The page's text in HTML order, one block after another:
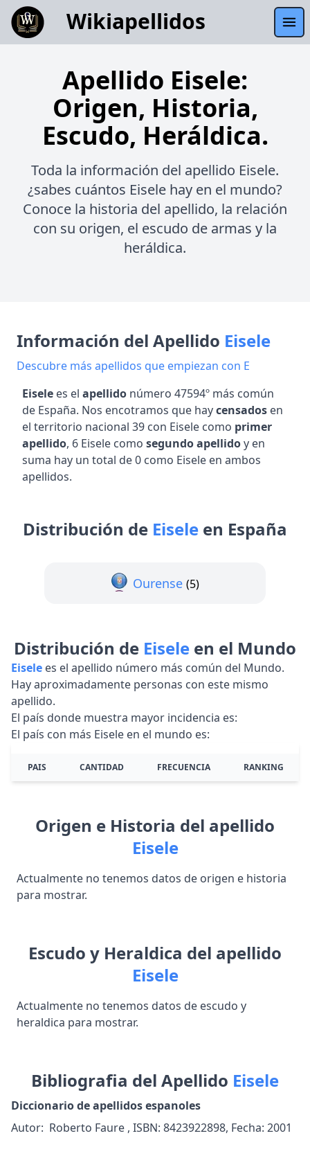
Wikiapellidos
Apellido Eisele:
Origen, Historia,
Escudo, Heráldica.
Toda la información del apellido Eisele.
¿sabes cuántos Eisele hay en el mundo?
Conoce la historia del apellido, la relación
con su origen, el escudo de armas y la
heráldica.
Información del Apellido Eisele
Descubre más apellidos que empiezan con E
Eisele es el apellido número 47594º más común
de España. Nos encotramos que haycensados en
el territorio nacional 39 con Eisele como primer
apellido, 6 Eisele como segundo apellidoy en
suma hay un total de 0 como Eisele en ambos
apellidos.
Distribución de Eisele en España
Ourense (5)
Distribución de Eisele en el Mundo
Eisele es el apellido número más común del Mundo.
Hay aproximadamente personas con este mismo
apellido.
El país donde muestra mayor incidencia es:
El país con más Eisele en el mundo es:
PAIS CANTIDAD FRECUENCIA RANKING
Origen e Historia del apellido
Eisele
Actualmente no tenemos datos de origen e historia
para mostrar.
Escudo y Heraldica del apellido
Eisele
Actualmente no tenemos datos de escudo y
heraldica para mostrar.
Bibliografia del Apellido Eisele
Diccionario de apellidos espanoles
Autor: Roberto Faure , ISBN: 8423922898, Fecha: 2001